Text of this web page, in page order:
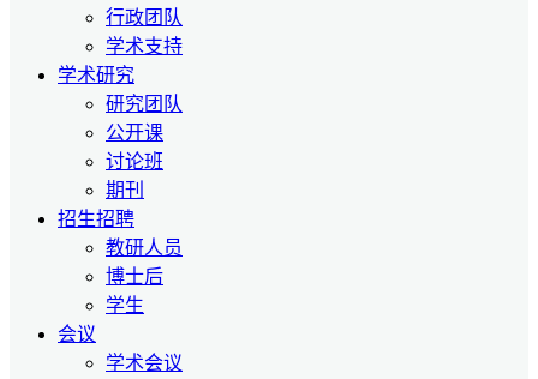
行政团队
学术支持
学术研究
研究团队
公开课
讨论班
期刊
招生招聘
教研人员
博士后
学生
会议
学术会议